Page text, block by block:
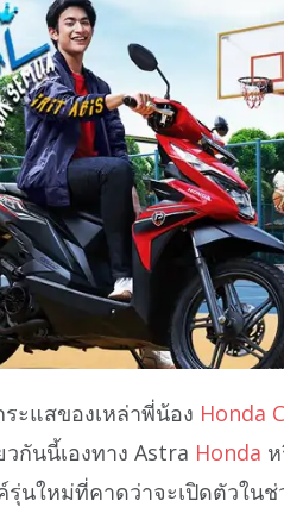
ะแสของเหล่าพี่น้อง Honda
กันนี้เองทาง Astra Honda
รุ่นใหม่ที่คาดว่าจะเปิดตัวใน